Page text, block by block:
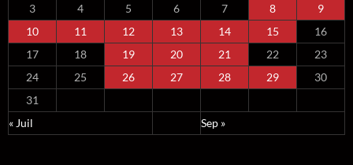
3
4 5 6 7 8
9
10
11 12 13 14 15
16
17
18 19 20 21 22
23
24
25 26 27 28 29
30
31
« Juil
Sep »